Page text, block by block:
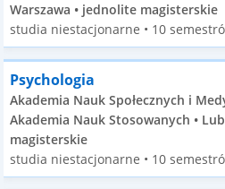
Warszawa • jednolite magisterskie
studia niestacjonarne • 10
Psychologia
Akademia Nauk Społecznych i
Akademia Nauk Stosowanych •
magisterskie
studia niestacjonarne • 10